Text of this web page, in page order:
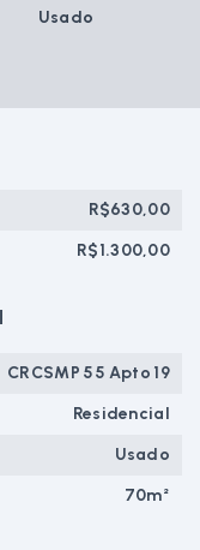
Usado
R$630,00
R$1.300,00
CRCSMP 55 Apto 19
Residencial
Usado
70m²